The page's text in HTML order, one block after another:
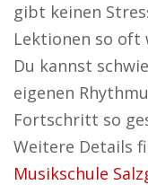
gibt keinen
Lektionen so oft
Du kannst
eigenen
Fortschritt so
Weitere Details
Musikschule